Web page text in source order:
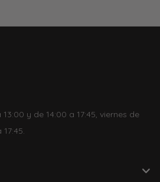
y de 14:00 a 17:45, viernes de